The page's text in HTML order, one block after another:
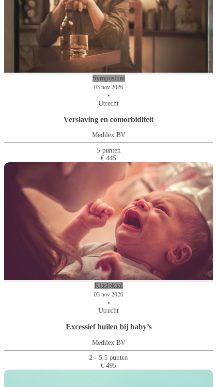
Symposium
03 nov 2026
•
Utrecht
Verslaving en comorbiditeit
Medilex BV
5 punten
€ 445
Klaslokaal
03 nov 2026
•
Utrecht
Excessief huilen bij baby’s
Medilex BV
2 - 5.5 punten
€ 495